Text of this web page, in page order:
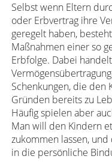
Selbst wenn Eltern
oder Erbvertrag ihre
geregelt haben,
Maßnahmen einer so
Erbfolge. Dabei
Schenkungen, die den
Gründen bereits zu
Häufig spielen aber
Man will den Kindern
zukommen lassen,
in die persönliche